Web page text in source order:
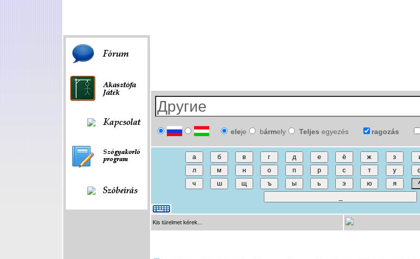
eleje bármely Teljes egyezés ragozás
Kis türelmet kérek...